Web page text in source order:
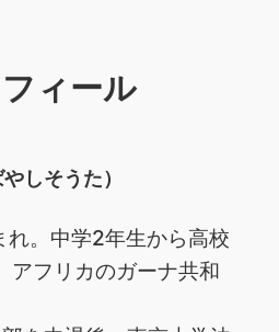
ィール
しそうた）
れ。中学2年生から高校
アフリカのガーナ共和